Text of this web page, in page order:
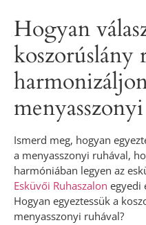
Hogyan
koszorúslány
Ismerd meg, hogyan
a menyasszonyi ruhával,
harmóniában legyen az
Esküvői Ruhaszalon egyedi
Hogyan egyeztessük a
menyasszonyi ruhával?